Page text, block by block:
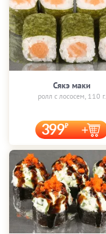
Сякэ маки
ролл с лососем, 110 г.
399